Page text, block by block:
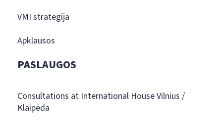
VMI strategija
Apklausos
PASLAUGOS
Consultations at International House Vilnius /
Klaipėda